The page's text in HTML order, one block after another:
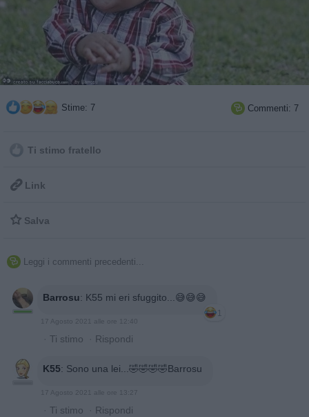
Stime: 7  Commenti: 7
Ti stimo fratello
 Link
 Salva
 Leggi i commenti precedenti...
Barrosu: K55 mi eri sfuggito...😅😅😅
1
17 Agosto 2021 alle ore 12:40
· Ti stimo · Rispondi
K55: Sono una lei...🤣🤣🤣🤣Barrosu
17 Agosto 2021 alle ore 13:27
· Ti stimo · Rispondi